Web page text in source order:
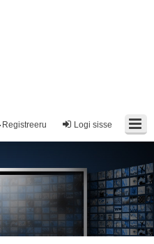
Logi sisse
Registreeru